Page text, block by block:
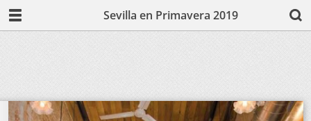
Sevilla en Primavera 2019